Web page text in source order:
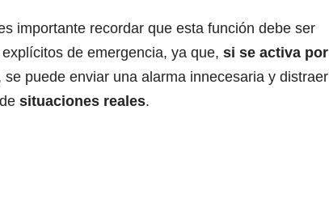
importante recordar que esta función debe ser
de emergencia, ya que, si se activa por
se puede enviar una alarma innecesaria y distraer
situaciones reales.